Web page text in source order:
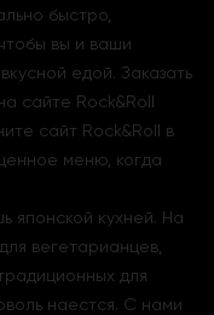
быстро,
вы и ваши
едой. Заказать
сайте Rock&Roll
сайт Rock&Roll в
меню, когда
японской кухней. На
вегетарианцев,
для
наестся. С нами